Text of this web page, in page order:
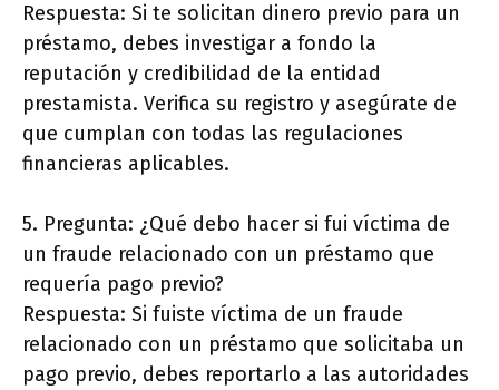
Respuesta: Si te solicitan dinero previo para un
préstamo, debes investigar a fondo la
reputación y credibilidad de la entidad
prestamista. Verifica su registro y asegúrate de
que cumplan con todas las regulaciones
financieras aplicables.
5. Pregunta: ¿Qué debo hacer si fui víctima de
un fraude relacionado con un préstamo que
requería pago previo?
Respuesta: Si fuiste víctima de un fraude
relacionado con un préstamo que solicitaba un
pago previo, debes reportarlo a las autoridades